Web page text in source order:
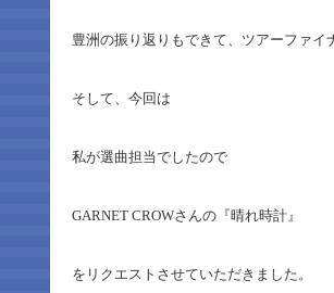
豊洲の振り返りもできて、ツアーファ
そして、今回は
私が選曲担当でしたので
GARNET CROWさんの『晴れ時計』
をリクエストさせていただきました。